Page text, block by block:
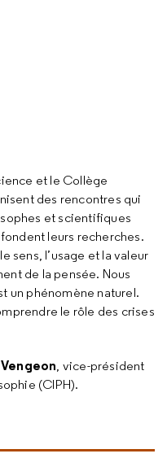
et le Collège
des rencontres qui
et scientifiques
leurs recherches.
sens, l’usage et la valeur
de la pensée. Nous
un phénomène naturel.
le rôle des crises
, vice-président
(CIPH).